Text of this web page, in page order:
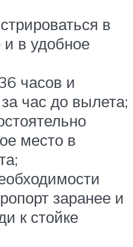
в
в удобное
часов и
час до вылета;
место в
заранее и
к стойке